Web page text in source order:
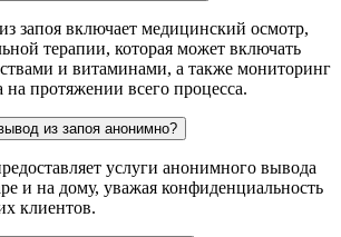
запоя включает медицинский осмотр,
терапии, которая может включать
и витаминами, а также мониторинг
на протяжении всего процесса.
из запоя анонимно?
услуги анонимного вывода
и на дому, уважая конфиденциальность
клиентов.